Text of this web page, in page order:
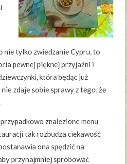
nie tylko zwiedzanie Cypru, to
pewnej pięknej przyjaźni i
która będąc już
zdaje sobie sprawy z tego, że
znalezione menu
tak rozbudza ciekawość
ona spędzić na
przynajmniej spróbować